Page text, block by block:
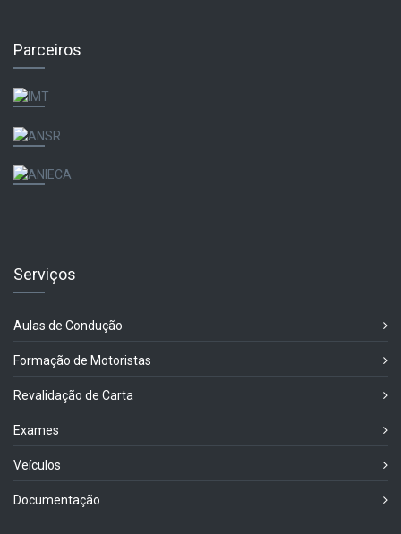
Parceiros
Serviços
Aulas de Condução
Formação de Motoristas
Revalidação de Carta
Exames
Veículos
Documentação